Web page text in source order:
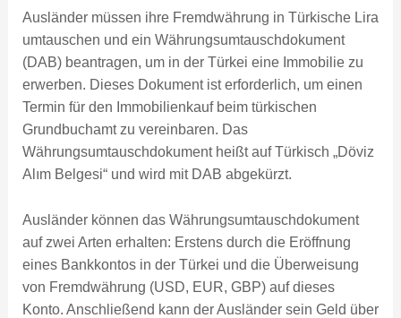
Ausländer müssen ihre Fremdwährung in Türkische Lira
umtauschen und ein Währungsumtauschdokument
(DAB) beantragen, um in der Türkei eine Immobilie zu
erwerben. Dieses Dokument ist erforderlich, um einen
Termin für den Immobilienkauf beim türkischen
Grundbuchamt zu vereinbaren. Das
Währungsumtauschdokument heißt auf Türkisch „Döviz
Alım Belgesi“ und wird mit DAB abgekürzt.
Ausländer können das Währungsumtauschdokument
auf zwei Arten erhalten: Erstens durch die Eröffnung
eines Bankkontos in der Türkei und die Überweisung
von Fremdwährung (USD, EUR, GBP) auf dieses
Konto. Anschließend kann der Ausländer sein Geld über